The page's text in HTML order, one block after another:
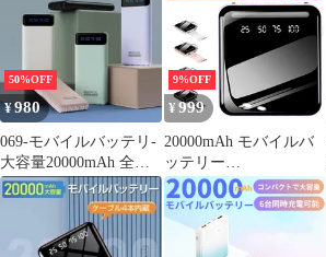
50%OFF
¥980
069-モバイルバッテリ-
大容量20000mAh 全新
品 iphone携帯 PSE認
証済み ブラック黒/ホワ
イト白/パープル紫/ピン
グ/グリーン5色
9%OFF
¥ 999
20000mAh モバイルバ
ッテリー
iPhone/Android各種対応
軽量 コンパクト ケーブ
ル内蔵 LEDライト搭載
LED残量表示 携帯充電